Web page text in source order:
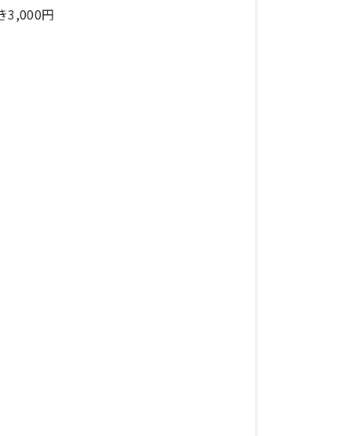
3,000円